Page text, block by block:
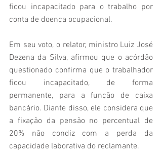
ficou incapacitado para o trabalho por
conta de doença ocupacional.
Em seu voto, o relator, ministro Luiz José
Dezena da Silva, afirmou que o acórdão
questionado confirma que o trabalhador
ficou incapacitado, de forma
permanente, para a função de caixa
bancário. Diante disso, ele considera que
a fixação da pensão no percentual de
20% não condiz com a perda da
capacidade laborativa do reclamante.